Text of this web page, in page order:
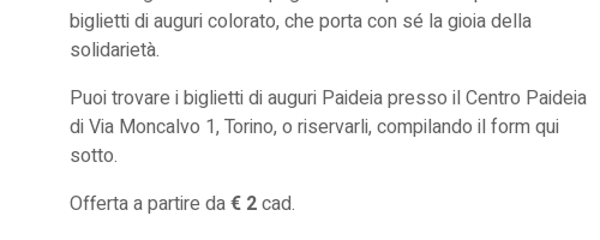
biglietti di auguri colorato, che porta con sé la gioia della
solidarietà.
Puoi trovare i biglietti di auguri Paideia presso il Centro Paideia
di Via Moncalvo 1, Torino, o riservarli, compilando il form qui
sotto.
Offerta a partire da€ 2cad.